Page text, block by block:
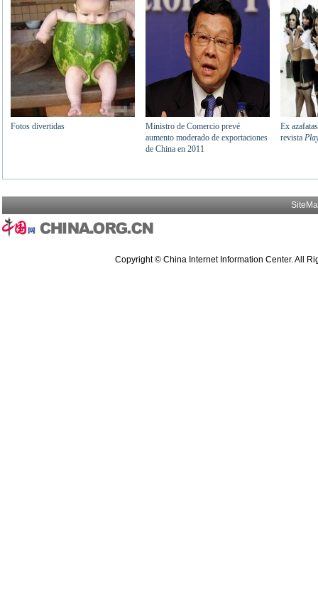
Copyright © China Internet Information Center. All